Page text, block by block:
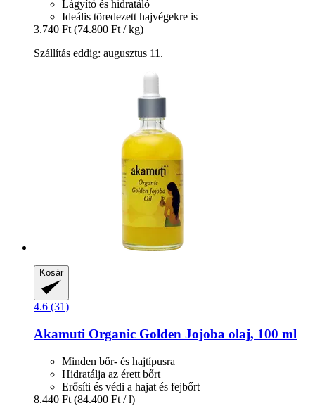
Lágyító és hidratáló
Ideális töredezett hajvégekre is
3.740 Ft (74.800 Ft / kg)
Szállítás eddig: augusztus 11.
Kosár
4.6 (31)
Akamuti Organic Golden Jojoba olaj, 100 ml
Minden bőr- és hajtípusra
Hidratálja az érett bőrt
Erősíti és védi a hajat és fejbőrt
8.440 Ft (84.400 Ft / l)